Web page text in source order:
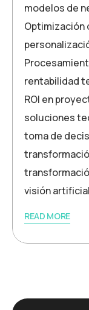
modelos de
Optimización
rentabilidad
ROI en
soluciones
toma de
visión
READ MORE